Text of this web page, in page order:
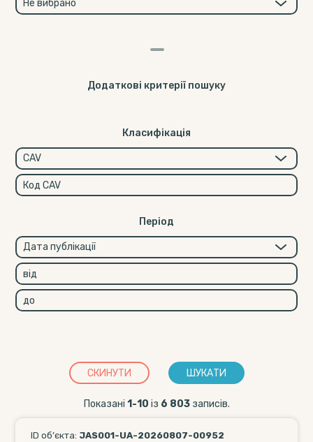
Додаткові критерії пошуку
Класифікація
Перiод
СКИНУТИ ШУКАТИ
Показані 1-10 із 6 803записів.
ID об’єкта: JAS001-UA-20260807-00952